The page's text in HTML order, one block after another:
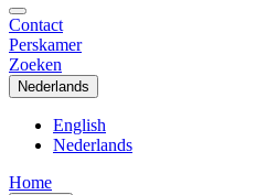
Contact
Perskamer
Zoeken
Nederlands
English
Nederlands
Home